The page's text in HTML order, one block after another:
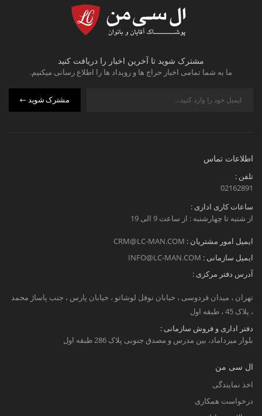
مشترک شوید تا آخرین اخبار را دریافت کنید
ما به شما تمامی اخبار حراج ها و رویداد ها را اطلاع رسانی میکنیم.
مشترک شوید
اطلاعات تماس
تلفن :
02162891
ساعات کاری اداری :
از شنبه تا چهارشنبه : از ساعت 9 الی 19
ایمیل امور مشتریان : CRM@LC-MAN.COM
ایمیل سازمانی : INFO@LC-MAN.COM
آدرس دفتر مرکزی :
تهران ، میدان فردوسی ، خبابان نوفل لوشاتو ، خیابان پارس ، جنب پاساژ محمد
، پلاک 45 ، طبقه اول
دفتر اداری و فروش سازمانی :
بلوار میرداماد، بین مدرس و مصدق جنوبی پلاک 286 طبقه اول
ال سی من
اخذ نمایندگی
درخواست همکاری